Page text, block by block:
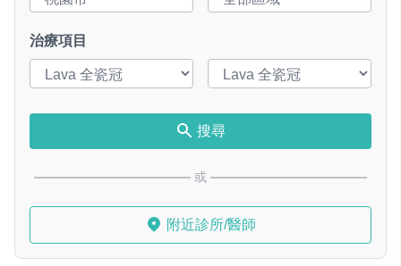
治療項目
搜尋
或
附近診所/醫師